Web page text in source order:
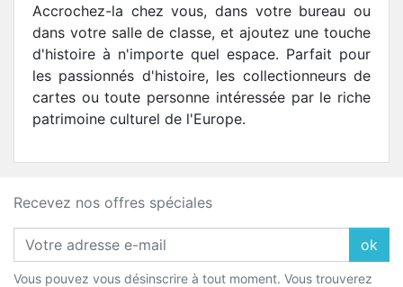
Accrochez-la chez vous, dans votre bureau ou
dans votre salle de classe, et ajoutez une touche
d'histoire à n'importe quel espace. Parfait pour
les passionnés d'histoire, les collectionneurs de
cartes ou toute personne intéressée par le riche
patrimoine culturel de l'Europe.
Recevez nos offres spéciales
ok
Vous pouvez vous désinscrire à tout moment. Vous trouverez